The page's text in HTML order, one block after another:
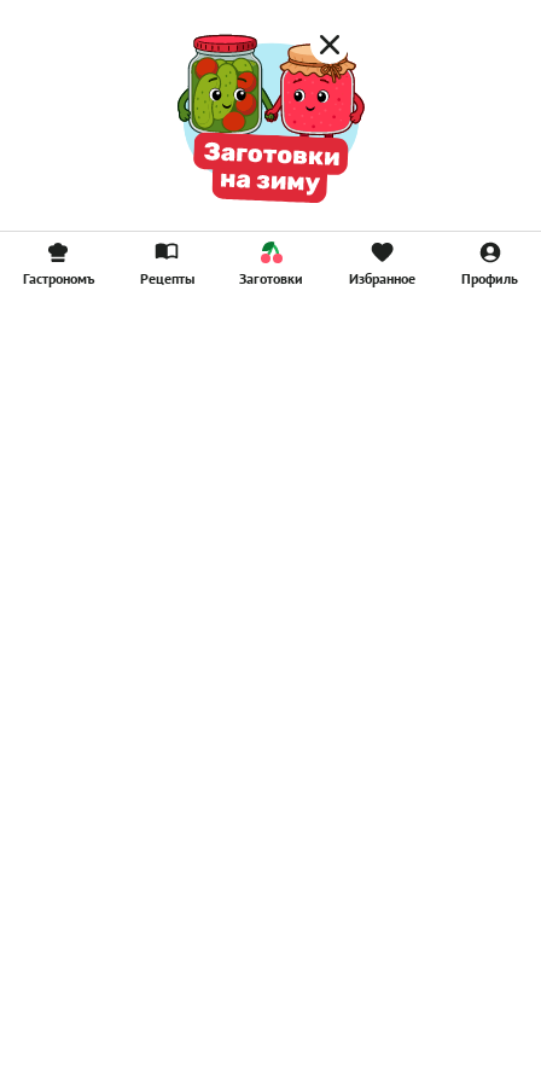
Гастрономъ Рецепты Заготовки Избранное Профиль